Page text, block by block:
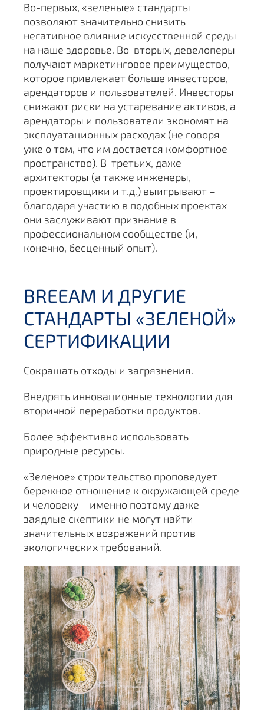
Во-первых, «зеленые» стандарты
позволяют значительно снизить
негативное влияние искусственной среды
на наше здоровье. Во-вторых, девелоперы
получают маркетинговое преимущество,
которое привлекает больше инвесторов,
арендаторов и пользователей. Инвесторы
снижают риски на устаревание активов, а
арендаторы и пользователи экономят на
эксплуатационных расходах (не говоря
уже о том, что им достается комфортное
пространство). В-третьих, даже
архитекторы (а также инженеры,
проектировщики и т.д.) выигрывают –
благодаря участию в подобных проектах
они заслуживают признание в
профессиональном сообществе (и,
конечно, бесценный опыт).
BREEAM И ДРУГИЕ
СТАНДАРТЫ «ЗЕЛЕНОЙ»
СЕРТИФИКАЦИИ
Сокращать отходы и загрязнения.
Внедрять инновационные технологии для
вторичной переработки продуктов.
Более эффективно использовать
природные ресурсы.
«Зеленое» строительство проповедует
бережное отношение к окружающей среде
и человеку – именно поэтому даже
заядлые скептики не могут найти
значительных возражений против
экологических требований.